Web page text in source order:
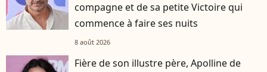
compagne et de sa petite Victoire qui
commence à faire ses nuits
8 août 2026
Fière de son illustre père, Apolline de